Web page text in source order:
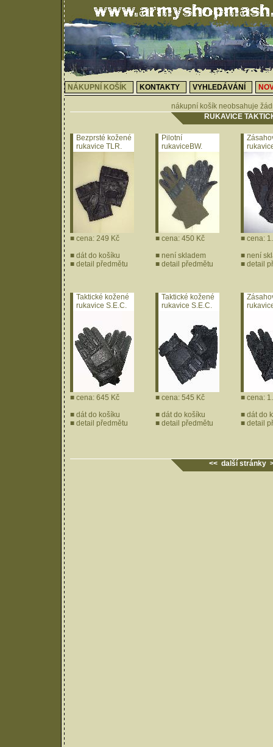
NÁKUPNÍ KOŠÍK KONTAKTY VYHLEDÁVÁNÍ
nákupní košík neobsahuje
RUKAVICE
Bezprsté kožené
rukavice TLR.
■ cena: 249 Kč
■ dát do košíku
■ detail předmětu
Pilotní
rukaviceBW.
■ cena: 450 Kč
■ není skladem
■ detail předmětu
■ cena:
■ není
■ detail
Taktické kožené
rukavice S.E.C.
■ cena: 645 Kč
■ dát do košíku
■ detail předmětu
Taktické kožené
rukavice S.E.C.
■ cena: 545 Kč
■ dát do košíku
■ detail předmětu
■ cena:
■ dát do
■ detail
<< další stránky